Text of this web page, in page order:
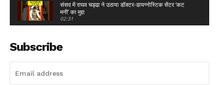
संसद में राघव चड्ढा ने उठाया डॉक्टर-डायग्नोस्टिक सेंटर ‘कट
मनी’ का मुद्दा
02:31
15:15
DImple Yadav : "यूपी का हाल देख लीजिए, 21 पेपर लीक
हुए हैं..."
01:21
Subscribe